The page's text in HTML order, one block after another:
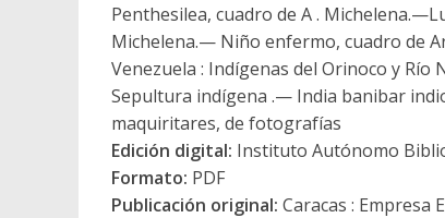
Penthesilea, cuadro de A .
Michelena.— Niño enfermo, cuadro de
Venezuela : Indígenas del Orinoco y
Sepultura indígena .— India banibar
maquiritares, de fotografías
Edición digital: Instituto Autónomo
Formato: PDF
Publicación original: Caracas : Empresa